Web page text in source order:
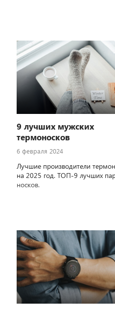
9 лучших мужских
термоносков
6 февраля 2024
Лучшие производители
на 2025 год. ТОП-9 лучших
носков.